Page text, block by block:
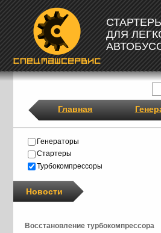
ДЛЯ
Главная
Генераторы
Стартеры
Турбокомпрессоры
Новости
Восстановление турбокомпрессора